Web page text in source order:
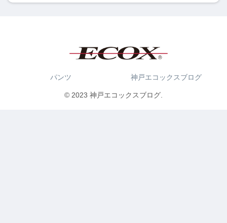
パンツ 神戸エコックスブログ
© 2023 神戸エコックスブログ.